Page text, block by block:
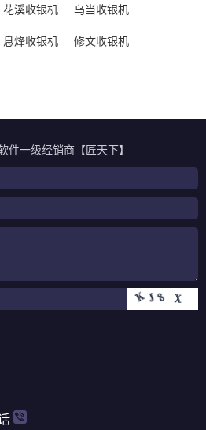
花溪收银机
乌当收银机
息烽收银机
修文收银机
一级经销商【匠天下】